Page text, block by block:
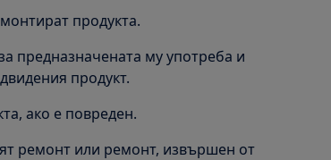
продукта.
предназначената му употреба и
продукт.
ако е повреден.
ремонт или ремонт, извършен от